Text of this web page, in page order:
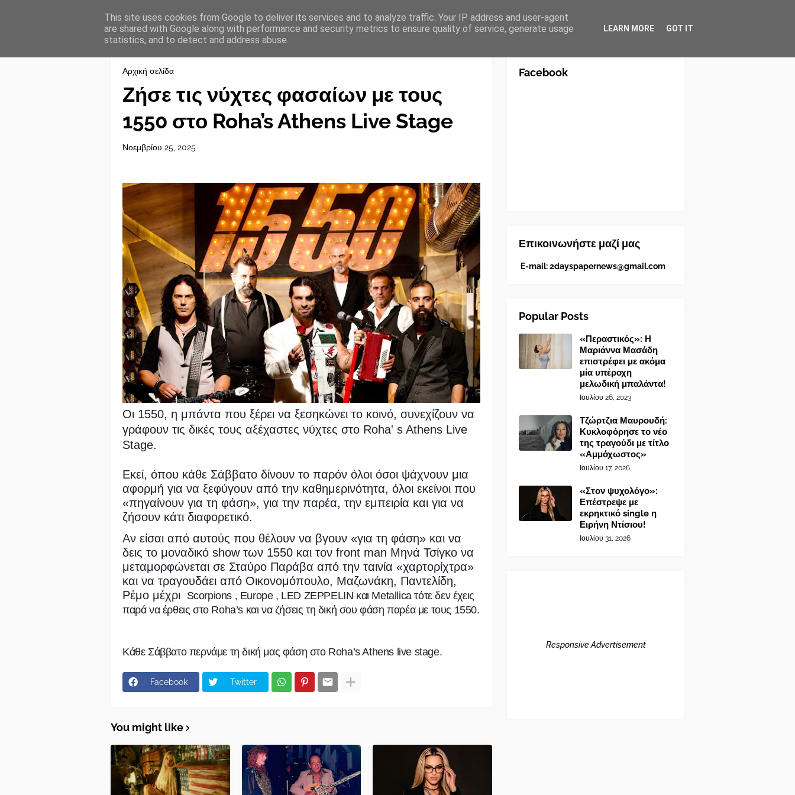
Αρχική σελίδα
Ζήσε τις νύχτες φασαίων με τους
1550 στο Roha’s Athens Live Stage
Νοεμβρίου 25, 2025
Οι 1550, η μπάντα που ξέρει να ξεσηκώνει το κοινό, συνεχίζουν να
γράφουν τις δικές τους αξέχαστες νύχτες στο Roha' s Athens Live
Stage.
Εκεί, όπου κάθε Σάββατο δίνουν το παρόν όλοι όσοι ψάχνουν μια
αφορμή για να ξεφύγουν από την καθημερινότητα, όλοι εκείνοι που
«πηγαίνουν για τη φάση», για την παρέα, την εμπειρία και για να
ζήσουν κάτι διαφορετικό.
Αν είσαι από αυτούς που θέλουν να βγουν «για τη φάση» και να
δεις το μοναδικό show των 1550 και τον front man Μηνά Τσίγκο να
μεταμορφώνεται σε Σταύρο Παράβα από την ταινία «χαρτορίχτρα»
και να τραγουδάει από Οικονομόπουλο, Μαζωνάκη, Παντελίδη,
Ρέμο μέχρι Scorpions , Europe , LED ZEPPELIN και Metallica τότε δεν έχεις
παρά να έρθεις στο Roha’s και να ζήσεις τη δική σου φάση παρέα με τους 1550.
Κάθε Σάββατο περνάμε τη δική μας φάση στο Roha’s Athens live stage.
Facebook Twitter
You might like
Facebook
Επικοινωνήστε μαζί μας
E-mail:2dayspapernews@gmail.com
Popular Posts
«Περαστικός»: Η
Μαριάννα Μασάδη
επιστρέφει με ακόμα
μία υπέροχη
μελωδική μπαλάντα!
Ιουλίου 26, 2023
Τζώρτζια Μαυρουδή:
Κυκλοφόρησε το νέο
της τραγούδι με τίτλο
«Αμμόχωστος»
Ιουλίου 17, 2026
«Στον ψυχολόγο»:
Επέστρεψε με
εκρηκτικό single η
Ειρήνη Ντίσιου!
Ιουλίου 31, 2026
Responsive Advertisement
This site uses cookies from Google to deliver its services and to analyze traffic. Your IP address and user-agent
are shared with Google along with performance and security metrics to ensure quality of service, generate usage
statistics, and to detect and address abuse.
LEARN MORE GOT IT